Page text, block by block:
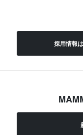
採用情報